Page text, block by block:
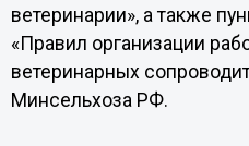
ветеринарии», а также
«Правил организации
ветеринарных
Минсельхоза РФ.